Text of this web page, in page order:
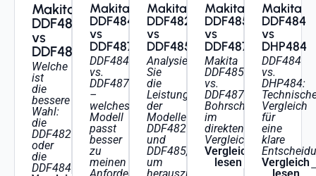
Makita
DDF482
vs
DDF484
Welche
ist
die
bessere
Wahl:
die
DDF482
oder
die
DDF484?
Makita
DDF484
vs
DDF487
DDF484
vs.
DDF487
–
welches
Modell
passt
besser
zu
meinen
Makita
DDF482
vs
DDF485
Analysieren
Sie
die
Leistung
der
Modelle
DDF482
und
DDF485,
um
Makita
DDF485
vs
DDF487
Makita
DDF485
vs.
DDF487:
Bohrschrauber
im
direkten
Vergleich
Vergleich
lesen
Makita
DDF484
vs
DHP484
DDF484
vs.
DHP484:
Vergleich
für
eine
klare
Vergleich